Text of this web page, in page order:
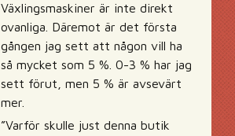
Växlingsmaskiner är inte direkt
ovanliga. Däremot är det första
gången jag sett att någon vill ha
så mycket som 5 %. 0-3 % har jag
sett förut, men 5 % är avsevärt
mer.
”Varför skulle just denna butik